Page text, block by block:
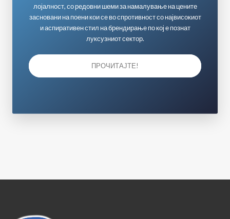
лојалност, со редовни шеми за намалување на цените
засновани на поени кои се во спротивност со највисокиот
и аспиративен стил на брендирање по кој е познат
луксузниот сектор.
ПРОЧИТАЈТЕ!